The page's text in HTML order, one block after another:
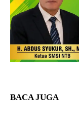
BACA JUGA